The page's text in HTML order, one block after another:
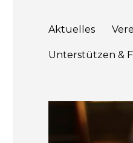
Aktuelles
Unterstützen &